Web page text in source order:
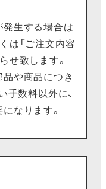
発生する場合は
は「ご注文内容
せ致します。
や商品につき
手数料以外に、
なります。